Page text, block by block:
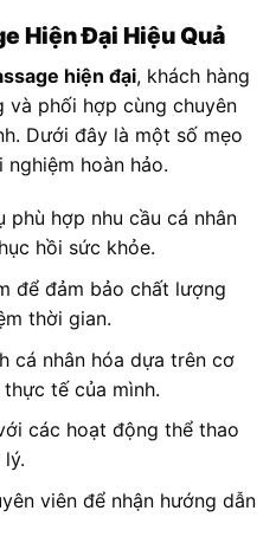
Hiện Đại Hiệu Quả
hiện đại, khách hàng
và phối hợp cùng chuyên
Dưới đây là một số mẹo
hoàn hảo.
hợp nhu cầu cá nhân
hồi sức khỏe.
để đảm bảo chất lượng
thời gian.
cá nhân hóa dựa trên cơ
tế của mình.
các hoạt động thể thao
viên để nhận hướng dẫn